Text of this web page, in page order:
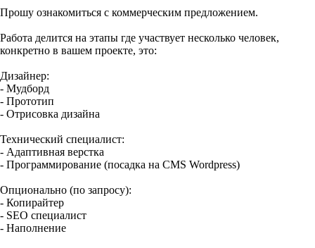
Прошу ознакомиться с коммерческим предложением.
Работа делится на этапы где участвует несколько человек,
конкретно в вашем проекте, это:
Дизайнер:
- Мудборд
- Прототип
- Отрисовка дизайна
Технический специалист:
- Адаптивная верстка
- Программирование (посадка на CMS Wordpress)
Опционально (по запросу):
- Копирайтер
- SEO специалист
- Наполнение